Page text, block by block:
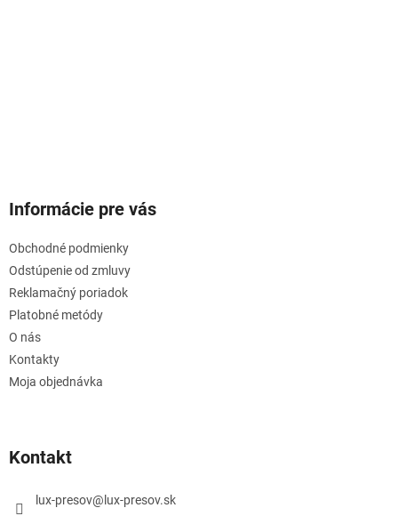
Informácie pre vás
Obchodné podmienky
Odstúpenie od zmluvy
Reklamačný poriadok
Platobné metódy
O nás
Kontakty
Moja objednávka
Kontakt
lux-presov@ lux-presov.sk